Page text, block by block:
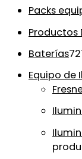
Packs
Productos
Baterías72
Equipo de